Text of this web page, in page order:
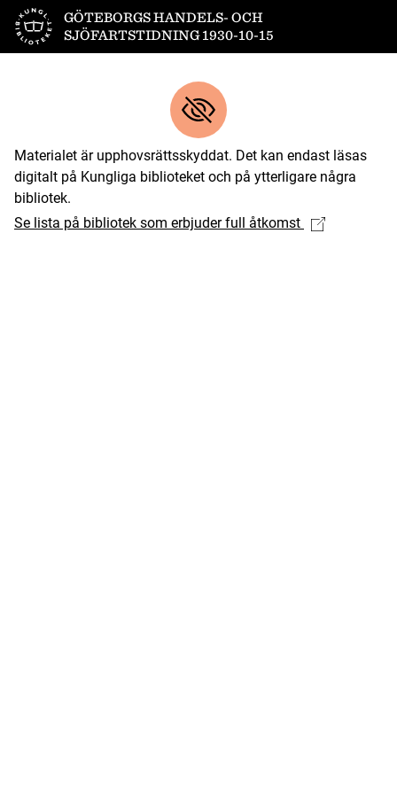
Till startsidanGÖTEBORGS HANDELS- OCH
SJÖFARTSTIDNING 1930-10-15
Materialet är upphovsrättsskyddat. Det kan endast läsas
digitalt på Kungliga biblioteket och på ytterligare några
bibliotek.
Se lista på bibliotek som erbjuder full åtkomst